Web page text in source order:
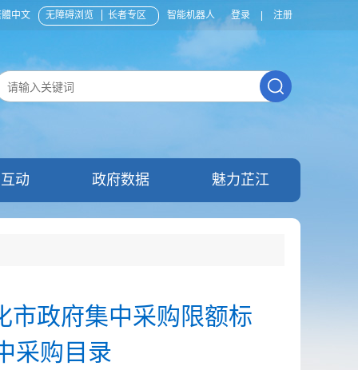
中文 无障碍浏览 长者专区 智能机器人 登录 注册
动 政府数据 魅力芷江
市政府集中采购限额标
采购目录